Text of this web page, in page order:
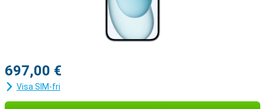
697,00 €
Visa SIM-fri